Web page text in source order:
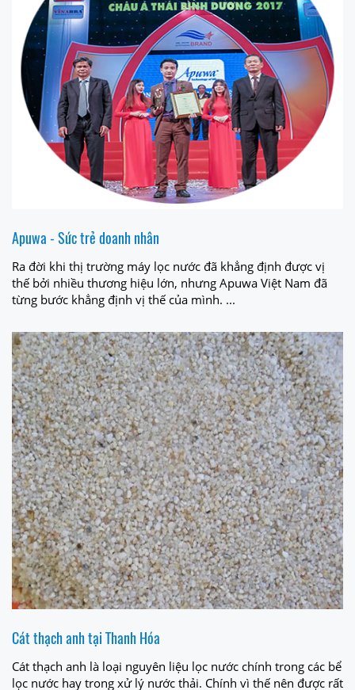
Apuwa - Sức trẻ doanh nhân
Ra đời khi thị trường máy lọc nước đã khẳng định được vị
thế bởi nhiều thương hiệu lớn, nhưng Apuwa Việt Nam đã
từng bước khẳng định vị thế của mình. ...
Cát thạch anh tại Thanh Hóa
Cát thạch anh là loại nguyên liệu lọc nước chính trong các bể
lọc nước hay trong xử lý nước thải. Chính vì thế nên được rất